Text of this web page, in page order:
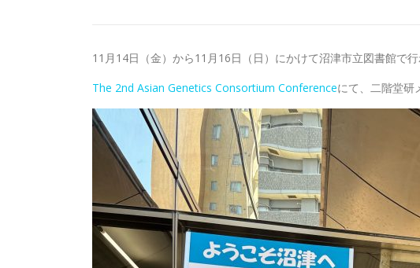
11月14日（金）から11月16日（日）にかけて沼津市立図書館で行
The 2nd Asian Genetics Consortium Conferenceにて、二階堂研